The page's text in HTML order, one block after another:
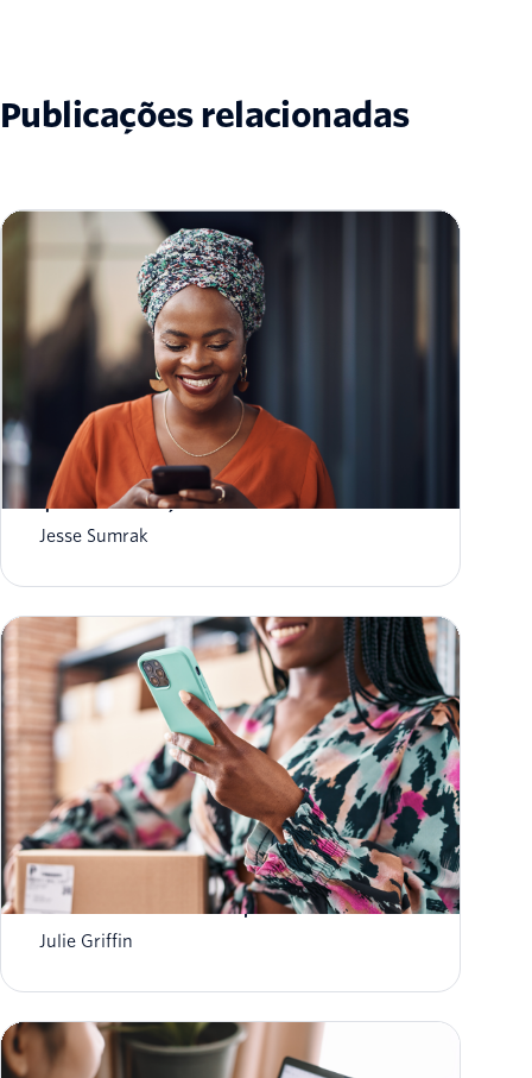
Publicações relacionadas
Notificações por push versus textos SMS:
qual é a diferença?
Jesse Sumrak
Manual de mensagens de fim de ano de RCS:
transforme textos em experiências de marca
Julie Griffin